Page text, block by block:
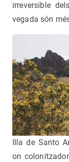
irreversible
vegada són
Illa de Santo
on